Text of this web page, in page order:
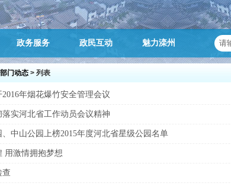
政务服务 政民互动 魅力滦州
部门动态 > 列表
年烟花爆竹安全管理会议
实河北省工作动员会议精神
中山公园上榜2015年度河北省星级公园名单
用激情拥抱梦想
查